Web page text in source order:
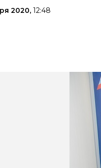
2020, 12:48